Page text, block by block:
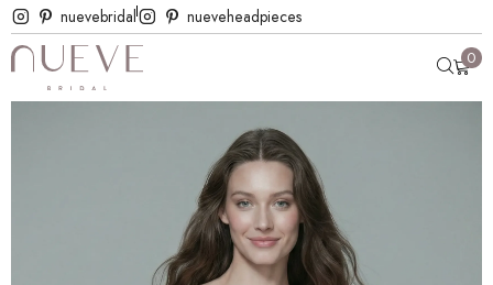
nuevebridal nueveheadpieces
0